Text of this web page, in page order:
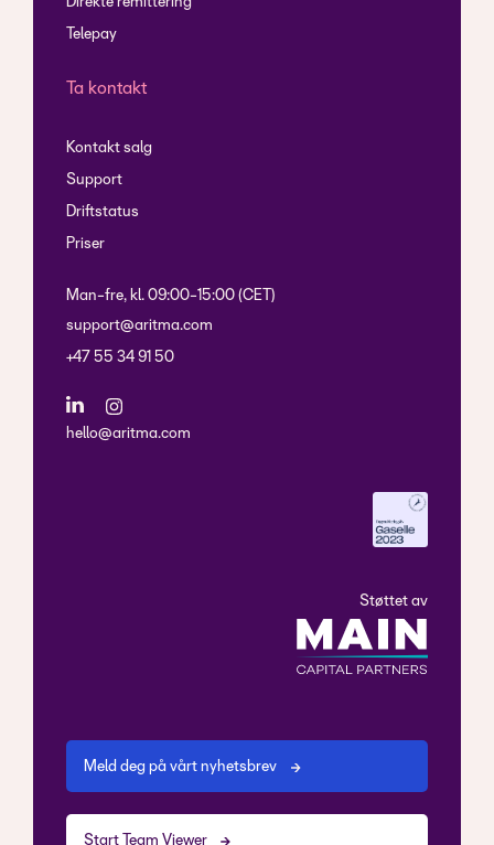
Direkte remittering
Telepay
Ta kontakt
Kontakt salg
Support
Driftstatus
Priser
Man-fre, kl. 09:00-15:00 (CET)
support@aritma.com
+47 55 34 91 50
hello@aritma.com
Støttet av
Meld deg på vårt nyhetsbrev
Start Team Viewer